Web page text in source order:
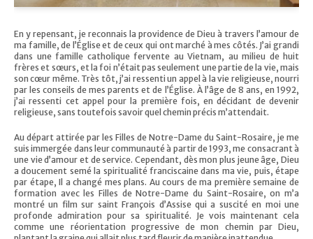
En y repensant, je reconnais la providence de Dieu à travers l’amour de
ma famille, de l’Église et de ceux qui ont marché à mes côtés. J’ai grandi
dans une famille catholique fervente au Vietnam, au milieu de huit
frères et sœurs, et la foi n’était pas seulement une partie de la vie, mais
son cœur même. Très tôt, j’ai ressenti un appel à la vie religieuse, nourri
par les conseils de mes parents et de l’Église. À l’âge de 8 ans, en 1992,
j’ai ressenti cet appel pour la première fois, en décidant de devenir
religieuse, sans toutefois savoir quel chemin précis m’attendait.
Au départ attirée par les Filles de Notre-Dame du Saint-Rosaire, je me
suis immergée dans leur communauté à partir de 1993, me consacrant à
une vie d’amour et de service. Cependant, dès mon plus jeune âge, Dieu
a doucement semé la spiritualité franciscaine dans ma vie, puis, étape
par étape, Il a changé mes plans. Au cours de ma première semaine de
formation avec les Filles de Notre-Dame du Saint-Rosaire, on m’a
montré un film sur saint François d’Assise qui a suscité en moi une
profonde admiration pour sa spiritualité. Je vois maintenant cela
comme une réorientation progressive de mon chemin par Dieu,